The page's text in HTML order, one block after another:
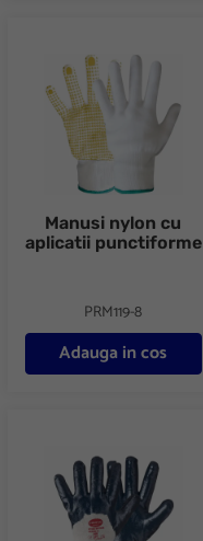
Manusi nylon cu
aplicatii punctiforme
PRM119-8
Adauga in cos